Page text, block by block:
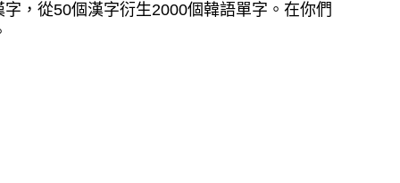
，從50個漢字衍生2000個韓語單字。在你們